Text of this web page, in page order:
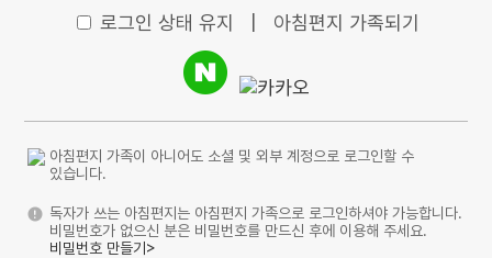
로그인 상태 유지 아침편지 가족되기
아침편지 가족이 아니어도 소셜 및 외부 계정으로 로그인할 수
있습니다.
독자가 쓰는 아침편지는 아침편지 가족으로 로그인하셔야 가능합니다.
비밀번호가 없으신 분은 비밀번호를 만드신 후에 이용해 주세요.
비밀번호 만들기>